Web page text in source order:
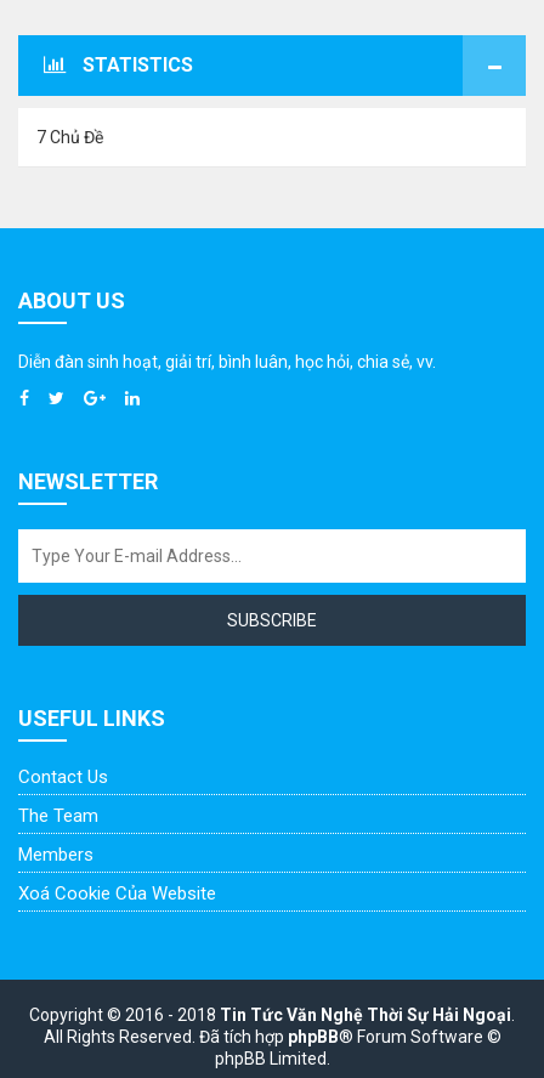
STATISTICS
7 Chủ Đề
ABOUT US
Diễn đàn sinh hoạt, giải trí, bình luân, học hỏi, chia sẻ, vv.
NEWSLETTER
SUBSCRIBE
USEFUL LINKS
Contact Us
The Team
Members
Xoá Cookie Của Website
Copyright © 2016 - 2018 Tin Tức Văn Nghệ Thời Sự Hải Ngoại
All Rights Reserved. Đã tích hợp phpBB® Forum Software ©
phpBB Limited.